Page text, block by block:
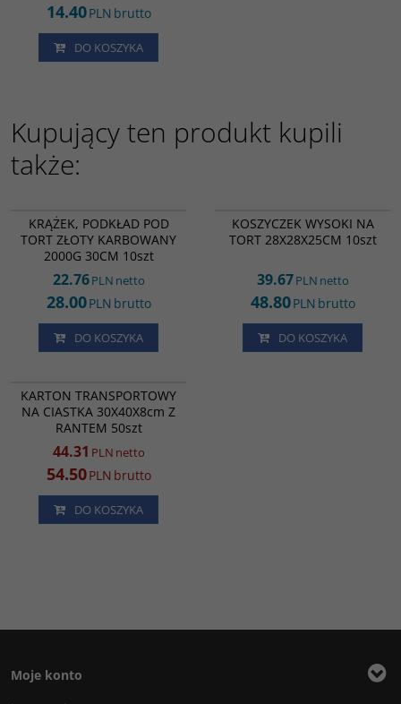
14.40PLN brutto
DO KOSZYKA
Kupujący ten produkt kupili
także:
KRĄŻEK, PODKŁAD POD
TORT ZŁOTY KARBOWANY
2000G 30CM 10szt
22.76PLN netto
28.00PLN brutto
DO KOSZYKA
KOSZYCZEK WYSOKI NA
TORT 28X28X25CM 10szt
39.67PLN netto
48.80PLN brutto
DO KOSZYKA
PROMOCJA
KARTON TRANSPORTOWY
NA CIASTKA 30X40X8cm Z
RANTEM 50szt
44.31 PLN netto
54.50PLN brutto
DO KOSZYKA
Moje konto